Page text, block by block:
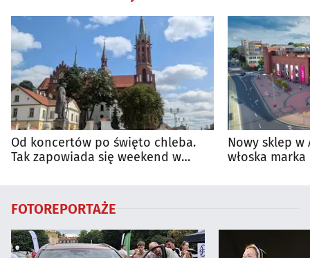
Od koncertów po święto chleba.
Tak zapowiada się weekend w
Nowy sklep w
włoska
FOTOREPORTAŻE